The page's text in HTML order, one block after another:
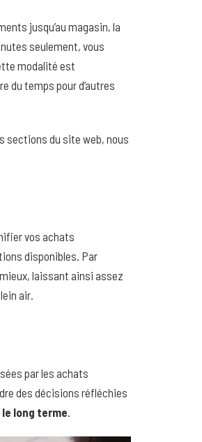
jusqu’au magasin, la
seulement, vous
modalité est
du temps pour d’autres
sections du site web, nous
vos achats
disponibles. Par
laissant ainsi assez
air.
par les achats
des décisions réfléchies
long terme.